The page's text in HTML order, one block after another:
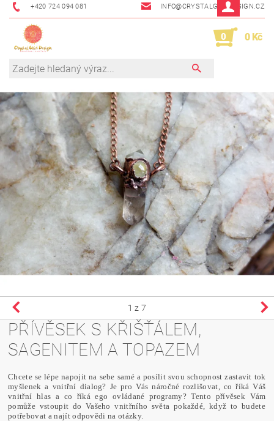
+420 724 094 081 INFO@CRYSTALGRIDDESIGN.CZ
0 0 Kč
1 z 7
PŘÍVĚSEK S KŘIŠŤÁLEM,
SAGENITEM A TOPAZEM
Chcete se lépe napojit na sebe samé a posílit svou schopnost zastavit tok
myšlenek a vnitřní dialog? Je pro Vás náročné rozlišovat, co říká Váš
vnitřní hlas a co říká ego ovládané programy? Tento přívěsek Vám
pomůže vstoupit do Vašeho vnitřního světa pokaždé, když to budete
potřebovat a najít odpovědi na otázky.